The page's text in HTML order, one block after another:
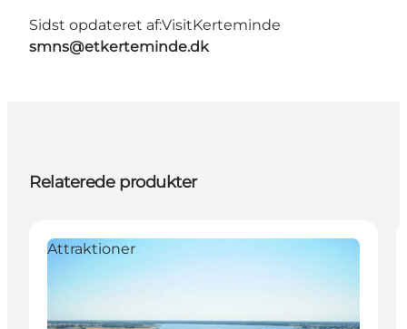
Sidst opdateret af:VisitKerteminde
smns@etkerteminde.dk
Relaterede produkter
Attraktioner